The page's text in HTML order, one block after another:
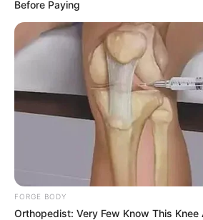
This Trick Will Give You An
Before Paying
FORGE BODY
Orthopedist: Very Few Know This Knee